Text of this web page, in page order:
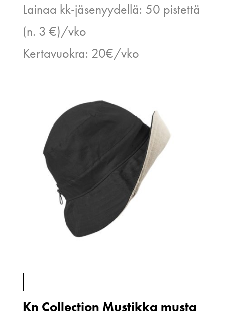
Lainaa kk-jäsenyydellä: 50 pistettä
(n. 3 €)/vko
Kertavuokra: 20€/vko
Kn Collection Mustikka musta